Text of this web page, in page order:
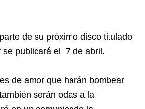
de su próximo disco titulado
se publicará el 7 de abril.
de amor que harán bombear
serán odas a la